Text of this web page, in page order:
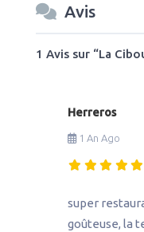
Avis
1 Avis sur “La
Herreros
1 An Ago
super
goûteuse, la